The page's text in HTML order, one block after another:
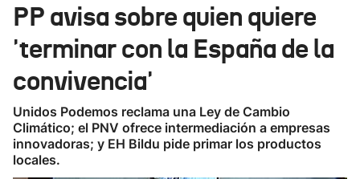
Ikusmiran
PP avisa sobre quien quiere
'terminar con la España de la
convivencia'
Unidos Podemos reclama una Ley de Cambio
Climático; el PNV ofrece intermediación a empresas
innovadoras; y EH Bildu pide primar los productos
locales.